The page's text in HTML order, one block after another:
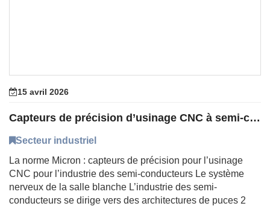
15 avril 2026
Capteurs de précision d’usinage CNC à semi-conducteurs Llathe de type suisse
Secteur industriel
La norme Micron : capteurs de précision pour l’usinage
CNC pour l’industrie des semi-conducteurs Le système
nerveux de la salle blanche L’industrie des semi-
conducteurs se dirige vers des architectures de puces 2